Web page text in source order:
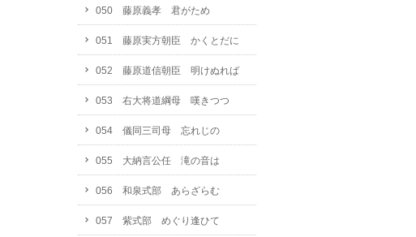
050 藤原義孝 君がため
051 藤原実方朝臣 かくとだに
052 藤原道信朝臣 明けぬれば
053 右大将道綱母 嘆きつつ
054 儀同三司母 忘れじの
055 大納言公任 滝の音は
056 和泉式部 あらざらむ
057 紫式部 めぐり逢ひて